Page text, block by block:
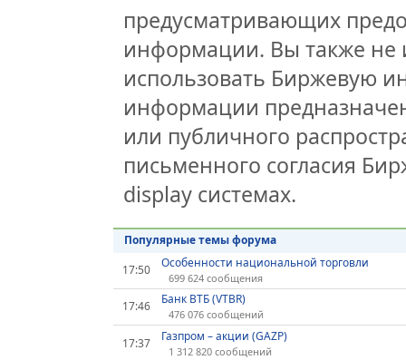
предусматривающих
информации. Вы также не
использовать Биржевую
информации
или публичного
письменного согласия
display системах.
Популярные темы форума
17:50
Особенности национальной торговли
699 624 сообщения
17:46 Банк ВТБ (VTBR)
476 076 сообщений
17:37 Газпром – акции (GAZP)
1 312 820 сообщений